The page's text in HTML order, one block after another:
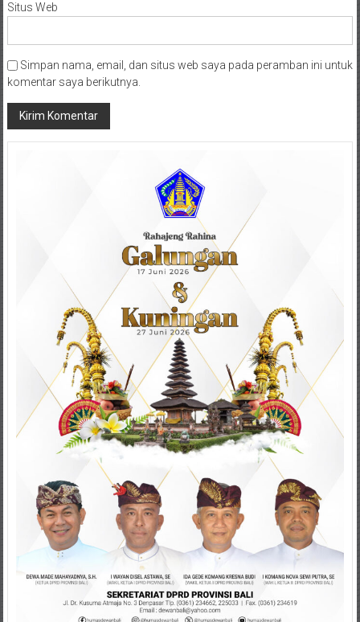
Situs Web
Simpan nama, email, dan situs web saya pada peramban ini untuk
komentar saya berikutnya.